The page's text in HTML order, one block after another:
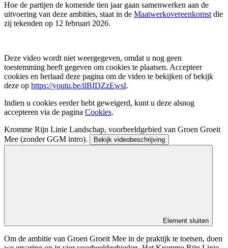
Hoe de partijen de komende tien jaar gaan samenwerken aan de
uitvoering van deze ambities, staat in de Maatwerkovereenkomst die
zij tekenden op 12 februari 2026.
Deze video wordt niet weergegeven, omdat u nog geen
toestemming heeft gegeven om cookies te plaatsen. Accepteer
cookies en herlaad deze pagina om de video te bekijken of bekijk
deze op https://youtu.be/ilBIDZzEwsI.
Indien u cookies eerder hebt geweigerd, kunt u deze alsnog
accepteren via de pagina Cookies.
Kromme Rijn Linie Landschap, voorbeeldgebied van Groen Groeit
Mee (zonder GGM intro).
Bekijk videobeschrijving
Element sluiten
Om de ambitie van Groen Groeit Mee in de praktijk te toetsen, doen